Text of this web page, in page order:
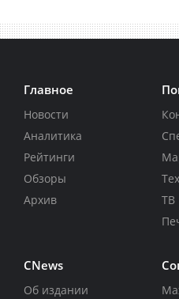
Главное
Новости
Аналитика
Рейтинги
Обзоры
Архив
ТВ
CNews
Об издании